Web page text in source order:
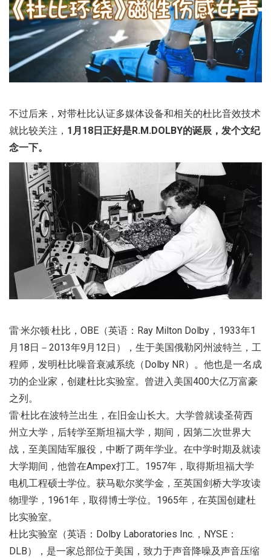
不过后来，对带杜比认证多媒体设备和相关的杜比音效技术
就比较关注， 1月18日正好是R.M.DOLBY的诞辰，发个文纪
念一下。
雷·米尔顿·杜比，OBE（英语：Ray Milton Dolby，1933年1
月18日－2013年9月12日），生于美国俄勒冈州波特兰，工
程师，发明杜比噪音衰减系统（Dolby NR）。他也是一名成
功的企业家，创建杜比实验室。曾进入美国400大亿万富豪
之列。
雷·杜比在波特兰出生，在旧金山长大。大学曾就读圣荷西
州立大学，后转学至斯坦福大学，期间，因第二次世界大
战，至美国陆军服役，中断了两年学业。在中学时期及就读
大学期间，他曾在Ampex打工。1957年，取得斯坦福大学
电机工程硕士学位。获马歇尔奖学金，至英国剑桥大学攻读
物理学，1961年，取得博士学位。1965年，在英国创建杜
比实验室。
杜比实验室（英语：Dolby Laboratories Inc.，NYSE：
DLB），是一家总部位于美国，致力于声音降噪及声音压缩